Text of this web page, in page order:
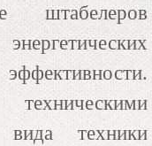
штабелеров
вида техники